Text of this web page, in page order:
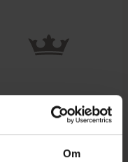
Om
Perform
Powder